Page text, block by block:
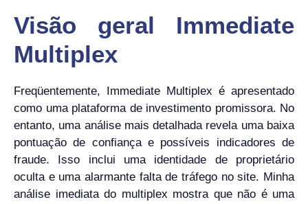
Visão geral Immediate
Multiplex
Freqüentemente, Immediate Multiplex é apresentado
como uma plataforma de investimento promissora. No
entanto, uma análise mais detalhada revela uma baixa
pontuação de confiança e possíveis indicadores de
fraude. Isso inclui uma identidade de proprietário
oculta e uma alarmante falta de tráfego no site. Minha
análise imediata do multiplex mostra que não é uma